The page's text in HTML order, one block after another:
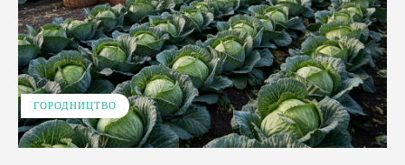
ГОРОДНИЦТВО